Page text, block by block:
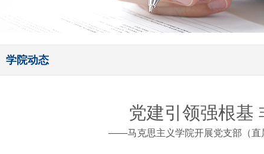
学院动态
党建引领强根基
——马克思主义学院开展党支部（直